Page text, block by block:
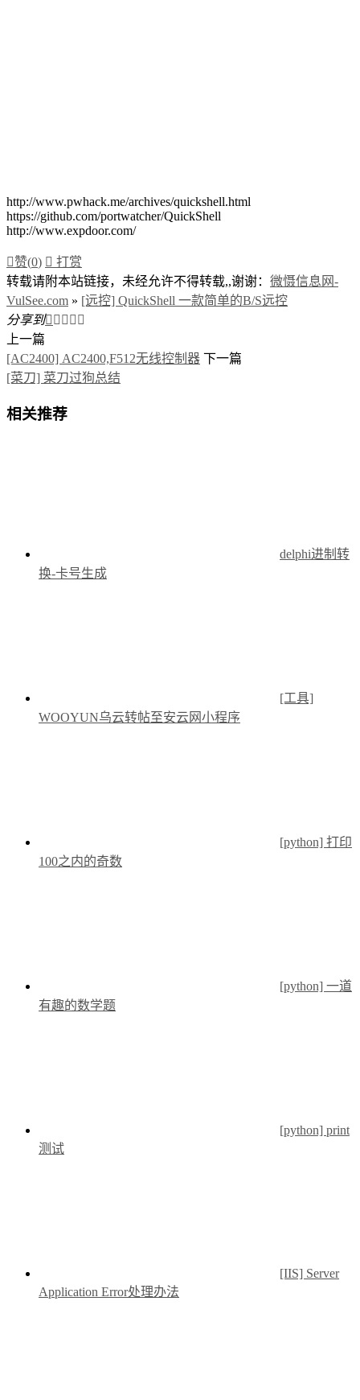
http://www.pwhack.me/archives/quickshell.html
https://github.com/portwatcher/QuickShell
http://www.expdoor.com/
赞(0)  打赏
转载请附本站链接，未经允许不得转载,,谢谢： 微慑信息网-
VulSee.com » [远控] QuickShell 一款简单的B/S远控
分享到    
上一篇
[AC2400] AC2400,F512无线控制器 下一篇
[菜刀] 菜刀过狗总结
相关推荐
delphi进制转
换-卡号生成
[工具]
WOOYUN乌云转帖至安云网小程序
[python] 打印
100之内的奇数
[python] 一道
有趣的数学题
[python] print
测试
[IIS] Server
Application Error处理办法